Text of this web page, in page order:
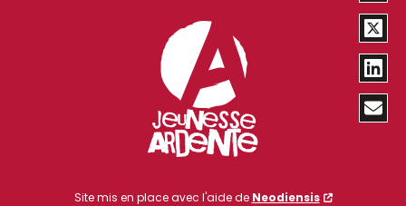
Site mis en place avec l'aide de Neodiensis